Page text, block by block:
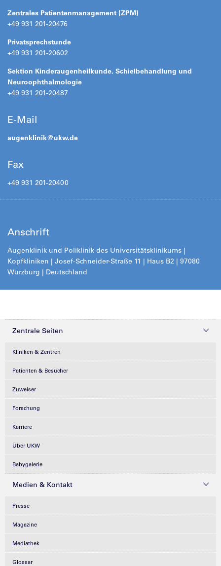
Zentrales Patientenmanagement (ZPM)
+49 931 201-20476
Privatsprechstunde
+49 931 201-20602
Sektion Kinderaugenheilkunde, Schielbehandlung und
Neuroophthalmologie
+49 931 201-20487
E-Mail
augenklinik@ukw.de
Fax
+49 931 201-20400
Anschrift
Augenklinik und Poliklinik des Universitätsklinikums |
Kopfkliniken | Josef-Schneider-Straße 11 | Haus B2 | 97080
Würzburg | Deutschland
Zentrale Seiten
Kliniken & Zentren
Patienten & Besucher
Zuweiser
Forschung
Karriere
Über UKW
Babygalerie
Medien & Kontakt
Presse
Magazine
Mediathek
Glossar